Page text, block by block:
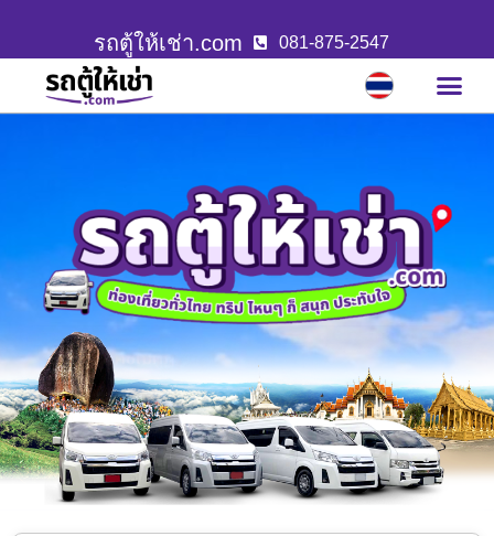
รถตู้ให้เช่า.com 081-875-2547